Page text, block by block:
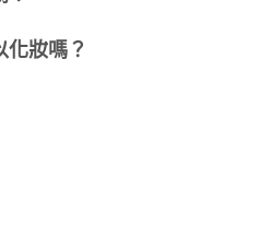
化妝嗎？